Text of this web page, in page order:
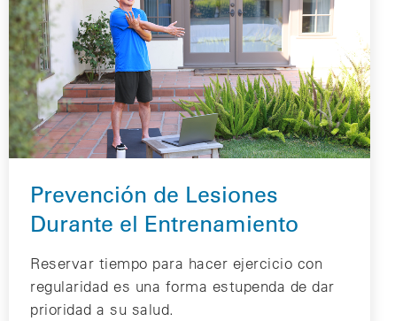
Prevención de Lesiones
Durante el Entrenamiento
Reservar tiempo para hacer ejercicio con
regularidad es una forma estupenda de dar
prioridad a su salud.